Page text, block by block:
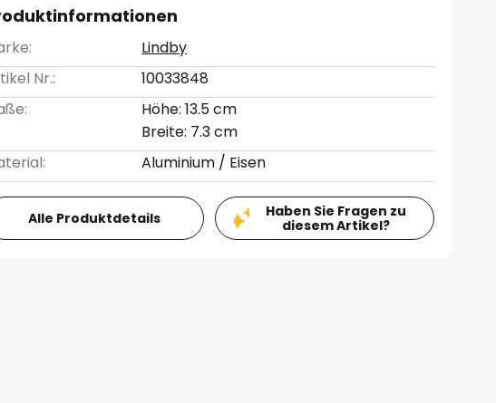
Lindby
Nr.:
10033848
Höhe: 13.5 cm
Breite: 7.3 cm
Aluminium / Eisen
Alle Produktdetails
Haben Sie Fragen zu
diesem Artikel?